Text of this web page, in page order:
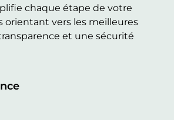
chaque étape de votre
orientant vers les meilleures
et une sécurité